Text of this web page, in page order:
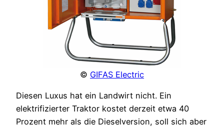
© GIFAS Electric
Diesen Luxus hat ein Landwirt nicht. Ein
elektrifizierter Traktor kostet derzeit etwa 40
Prozent mehr als die Dieselversion, soll sich aber